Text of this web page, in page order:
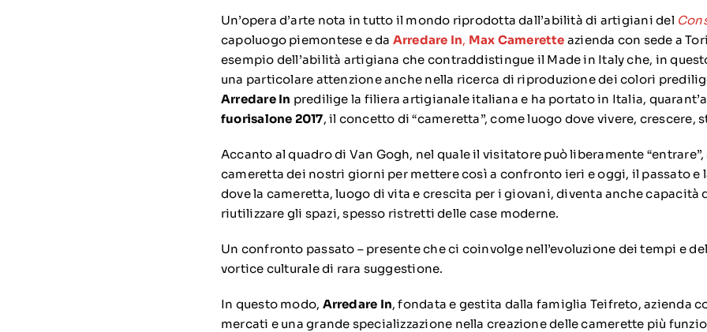
Un’opera d’arte nota in tutto il mondo riprodotta dall’abilità di artigiani del
capoluogo piemontese e da Arredare In, Max Camerette azienda con sede a
esempio dell’abilità artigiana che contraddistingue il Made in Italy che, in
una particolare attenzione anche nella ricerca di riproduzione dei colori
Arredare In predilige la filiera artigianale italiana e ha portato in Italia,
fuorisalone 2017, il concetto di “cameretta”, come luogo dove vivere, crescere,
Accanto al quadro di Van Gogh, nel quale il visitatore può liberamente
cameretta dei nostri giorni per mettere così a confronto ieri e oggi, il passato e
dove la cameretta, luogo di vita e crescita per i giovani, diventa anche capacità
riutilizzare gli spazi, spesso ristretti delle case moderne.
Un confronto passato – presente che ci coinvolge nell’evoluzione dei tempi e
vortice culturale di rara suggestione.
In questo modo, Arredare In, fondata e gestita dalla famiglia Teifreto, azienda
mercati e una grande specializzazione nella creazione delle camerette più